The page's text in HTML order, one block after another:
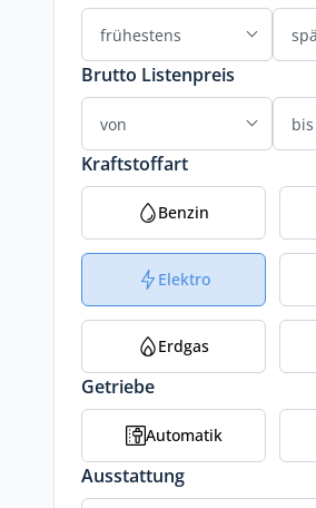
Brutto Listenpreis
Kraftstoffart
Benzin
Elektro
Erdgas
Getriebe
Automatik
Ausstattung